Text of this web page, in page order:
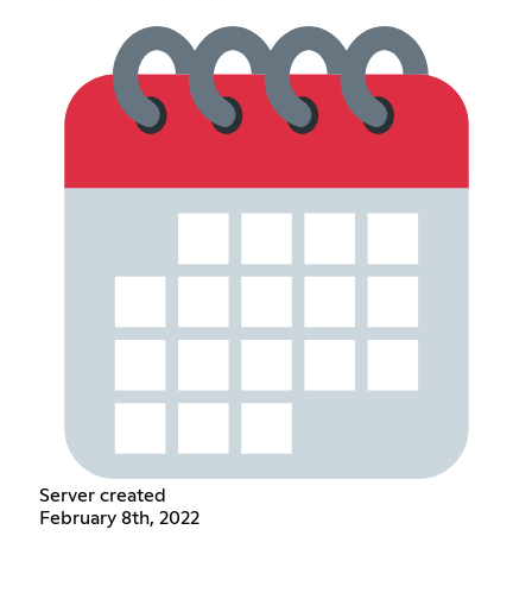
Server created
February 8th, 2022